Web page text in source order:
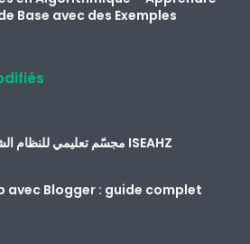
Base avec des Exemples
مجسّم تعليمي للنظام الشمسي | مشروع طلبة ISEAHZ
avec Blogger : guide complet